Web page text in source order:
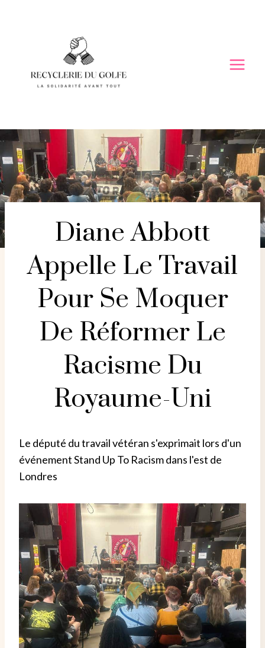
Diane Abbott
Appelle Le Travail
Pour Se Moquer
De Réformer Le
Racisme Du
Royaume-Uni
Le député du travail vétéran s'exprimait lors d'un
événement Stand Up To Racism dans l'est de
Londres